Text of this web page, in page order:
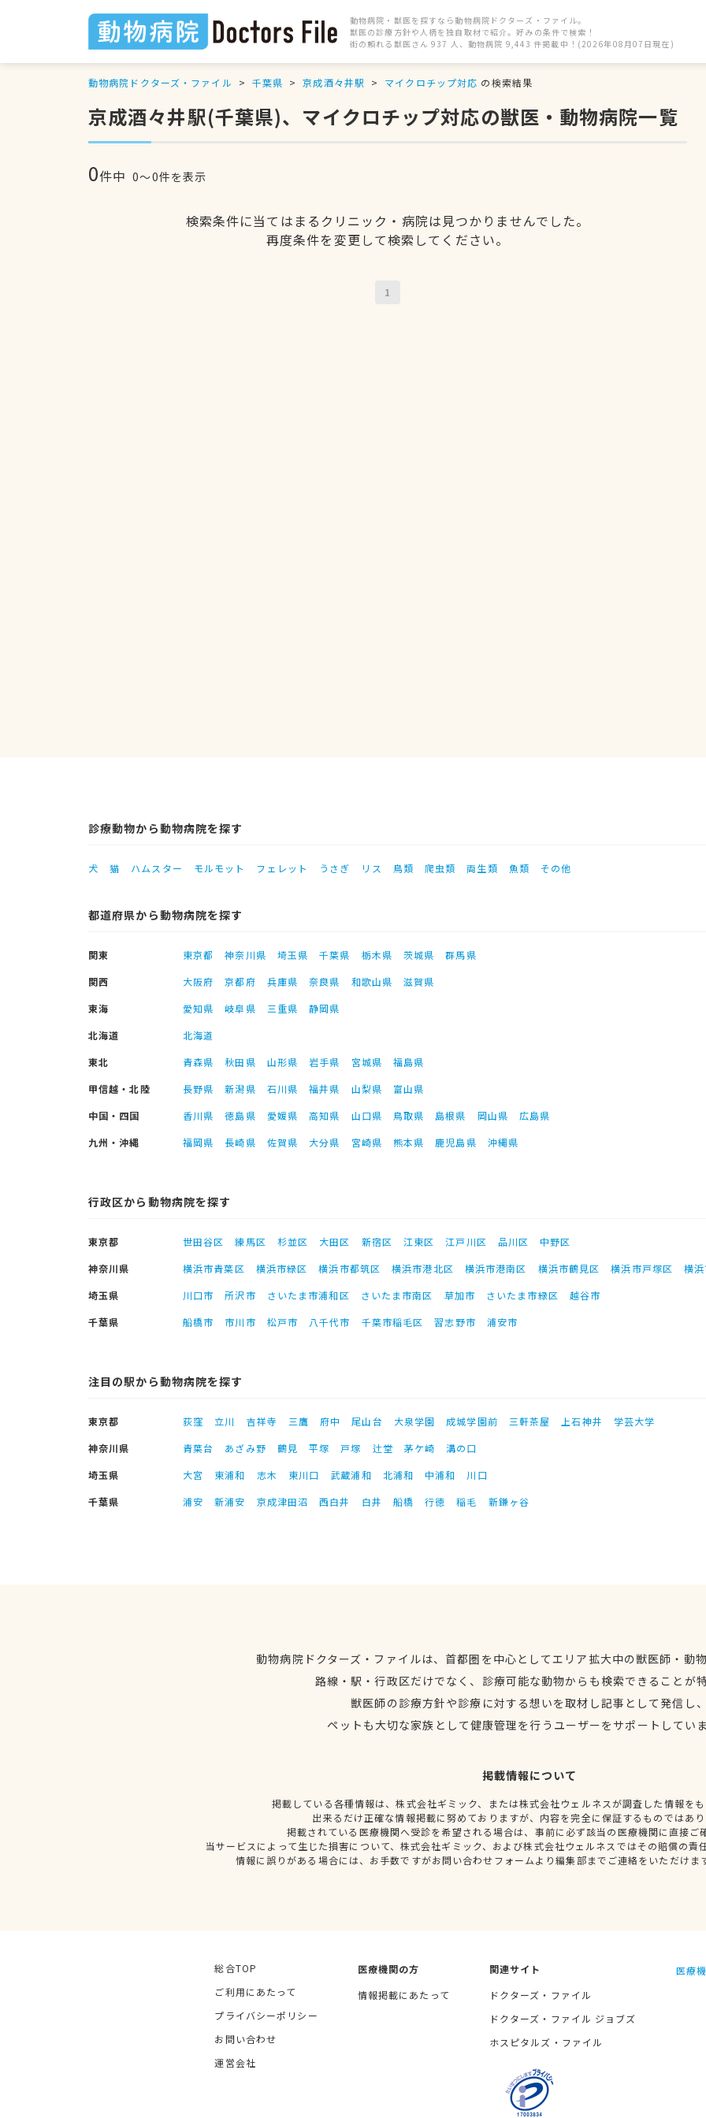
動物病院・獣医を探すなら動物病院ドクターズ・ファイル。
獣医の診療方針や人柄を独自取材で紹介。好みの条件で検索！
街の頼れる獣医さん 937 人、動物病院 9,443 件掲載中！(2026年08月07日現在)
動物病院ドクターズ・ファイル 千葉県 京成酒々井駅 マイクロチップ対応 の検索結果
京成酒々井駅(千葉県)、マイクロチップ対応の獣医・動物病院一覧
0件中 0〜0件を表示
検索条件に当てはまるクリニック・病院は見つかりませんでした。
再度条件を変更して検索してください。
1
診療動物から動物病院を探す
犬 猫 ハムスター モルモット フェレット うさぎ リス 鳥類 爬虫類 両生類 魚類 その他
都道府県から動物病院を探す
関東 東京都 神奈川県 埼玉県 千葉県 栃木県 茨城県
群馬県
関西
大阪府 京都府 兵庫県 奈良県 和歌山県
滋賀県
東海
愛知県 岐阜県 三重県
静岡県
北海道
北海道
東北
青森県 秋田県 山形県 岩手県 宮城県
福島県
甲信越・北陸
長野県 新潟県 石川県 福井県 山梨県
富山県
中国・四国
香川県 徳島県 愛媛県 高知県 山口県 鳥取県 島根県 岡山県
広島県
九州・沖縄
福岡県 長崎県 佐賀県 大分県 宮崎県 熊本県 鹿児島県 沖縄県
行政区から動物病院を探す
東京都 世田谷区 練馬区 杉並区 大田区 新宿区 江東区 江戸川区 品川区
中野区
神奈川県
横浜市青葉区 横浜市緑区 横浜市都筑区 横浜市港北区 横浜市港南区 横浜市鶴見区 横浜市戸塚区
横
埼玉県
川口市 所沢市 さいたま市浦和区 さいたま市南区 草加市 さいたま市緑区
越谷市
千葉県
船橋市 市川市 松戸市 八千代市 千葉市稲毛区 習志野市 浦安市
注目の駅から動物病院を探す
東京都 荻窪 立川 吉祥寺 三鷹 府中 尾山台 大泉学園 成城学園前 三軒茶屋 上石神井
学芸大学
神奈川県
青葉台 あざみ野 鶴見 平塚 戸塚 辻堂 茅ケ崎
溝の口
埼玉県
大宮 東浦和 志木 東川口 武蔵浦和 北浦和 中浦和
川口
千葉県
浦安 新浦安 京成津田沼 西白井 白井 船橋 行徳 稲毛 新鎌ヶ谷
動物病院ドクターズ・ファイルは、首都圏を中心としてエリア拡大中の獣医師・動
路線・駅・行政区だけでなく、診療可能な動物からも検索できることが
獣医師の診療方針や診療に対する想いを取材し記事として発信し
ペットも大切な家族として健康管理を行うユーザーをサポートしてい
掲載情報について
掲載している各種情報は、株式会社ギミック、または株式会社ウェルネスが調査した情報を
出来るだけ正確な情報掲載に努めておりますが、内容を完全に保証するものではあ
掲載されている医療機関へ受診を希望される場合は、事前に必ず該当の医療機関に直接ご
当サービスによって生じた損害について、株式会社ギミック、および株式会社ウェルネスではその賠償の責
情報に誤りがある場合には、お手数ですがお問い合わせフォームより編集部までご連絡をいただけま
総合TOP
ご利用にあたって
プライバシーポリシー
お問い合わせ
運営会社
医療機関の方
情報掲載にあたって
関連サイト
ドクターズ・ファイル
ドクターズ・ファイル ジョブズ
ホスピタルズ・ファイル
医療